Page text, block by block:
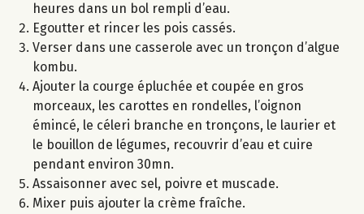
heures dans un bol rempli d’eau.
Egoutter et rincer les pois cassés.
Verser dans une casserole avec un tronçon d’algue
kombu.
Ajouter la courge épluchée et coupée en gros
morceaux, les carottes en rondelles, l’oignon
émincé, le céleri branche en tronçons, le laurier et
le bouillon de légumes, recouvrir d’eau et cuire
pendant environ 30mn.
Assaisonner avec sel, poivre et muscade.
Mixer puis ajouter la crème fraîche.